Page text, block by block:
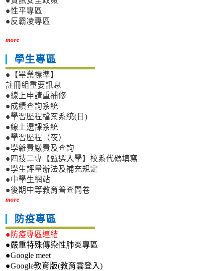
●性平專區
●反霸凌專區
more
學生專區
●【畢業標準】
註冊組重要訊息
●線上申請重補修
●成績查詢系統
●學習歷程檔案系統(日)
●線上選課系統
●學習歷程（夜）
●學雜費繳費及查詢
●四技二專【甄選入學】校系代碼填寫
●學生評量辦法及補充規定
●中學生網站
●後期中等教育普查問卷
more
防疫專區
●防疫專區連結
●嚴重特殊傳染性肺炎專區
●Google meet
●Google教育版(教育雲登入)